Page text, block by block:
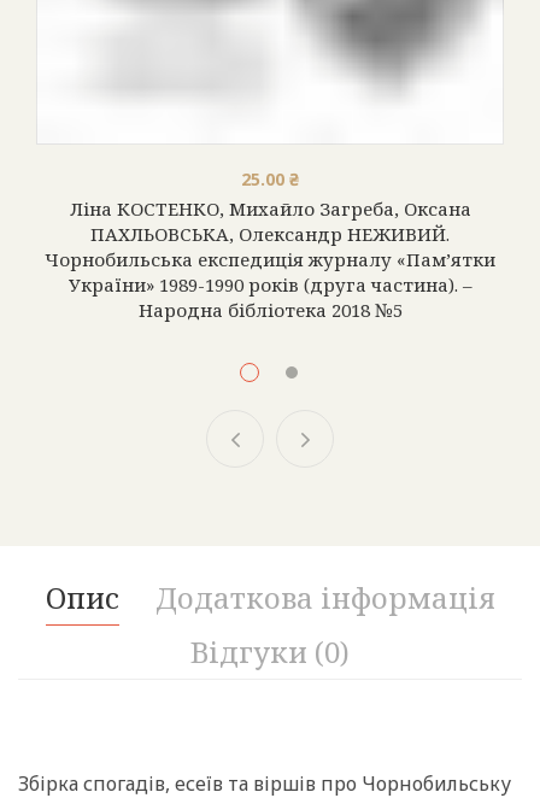
Ліна КОСТЕНКО, Михайло Загреба, Оксана
ПАХЛЬОВСЬКА, Олександр НЕЖИВИЙ.
Чорнобильська експедиція журналу «Пам’ятки
України» 1989-1990 років (перша частина). –
Народна бібліотека 2018 №4
25.00 ₴
Ліна КОСТЕНКО, Михайло Загреба, Оксана
ПАХЛЬОВСЬКА, Олександр НЕЖИВИЙ.
Чорнобильська експедиція журналу «Пам’ятки
України» 1989-1990 років (друга частина). –
Народна бібліотека 2018 №5
25.00 ₴
Опис
Додаткова інформація
Відгуки (0)
Збірка спогадів, есеїв та віршів про Чорнобильську